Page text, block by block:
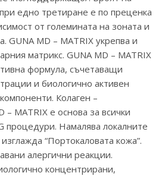
едно третиране е по преценка
от големината на зоната и
GUNA MD – MATRIX укрепва и
матрикс. GUNA MD – MATRIX
формула, съчетаващи
и биологично активен
Колаген –
– MATRIX е основа за всички
процедури. Намалява локалните
“Портокаловата кожа”.
алергични реакции.
концентрирани,